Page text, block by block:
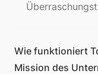
Wie funktioniert
Mission des